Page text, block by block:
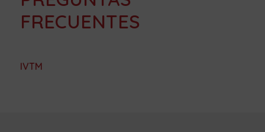
FRECUENTES
IVTM